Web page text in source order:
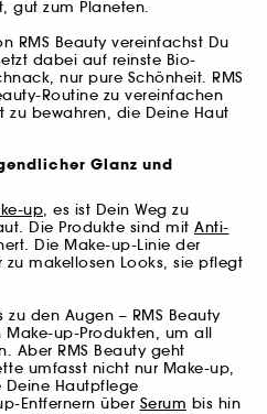
gut zum Planeten.
RMS Beauty vereinfachst Du
dabei auf reinste Bio-
nur pure Schönheit. RMS
Routine zu vereinfachen
zu bewahren, die Deine Haut
Glanz und
up, es ist Dein Weg zu
Die Produkte sind mit Anti-
Die Make-up-Linie der
makellosen Looks, sie pflegt
zu den Augen – RMS Beauty
up-Produkten, um all
Aber RMS Beauty geht
umfasst nicht nur Make-up,
Hautpflege
Entfernern über Serum bis hin